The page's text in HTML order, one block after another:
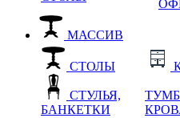
МАССИВ
СТОЛЫ
СТУЛЬЯ,
БАНКЕТКИ